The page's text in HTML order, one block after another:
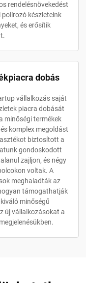
rendelésnövekedést
polírozó készleteink
és erősítik
dobás
vállalkozás saját
piacra dobását
minőségi termékek
komplex megoldást
biztosított a
gondoskodott
zajljon, és négy
voltak. A
meghaladták az
támogathatják
minőségű
új vállalkozásokat a